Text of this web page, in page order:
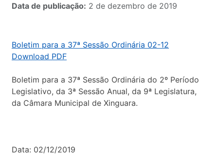
Data de publicação: 2 de dezembro de 2019
Boletim para a 37ª Sessão Ordinária 02-12
Download PDF
Boletim para a 37ª Sessão Ordinária do 2º Período
Legislativo, da 3ª Sessão Anual, da 9ª Legislatura,
da Câmara Municipal de Xinguara.
Data: 02/12/2019